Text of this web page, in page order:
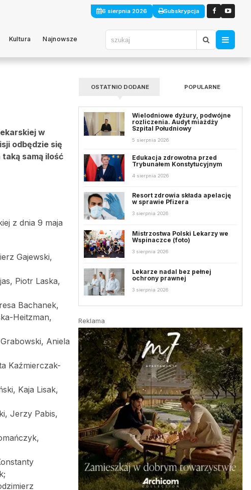
6 sierpnia 2026 Subskrypcja
Kultura Najnowsze
w
odbędzie się
samą ilość
z dnia 9 maja
Gajewski,
Piotr Laska,
Bachanek,
Heitzman,
Aniela
Kaźmierczak-
Kaja Lisak,
Jerzy Pabis,
OSTATNIO DODANE POPULARNE
Wielodniowe dyżury, podwójne
rozliczenia. Audyt miażdży
Szpital Południowy
5 sierpnia 2026
Edukacja zdrowotna przed
Trybunałem Konstytucyjnym
4 sierpnia 2026
Resort zdrowia składa apelację
w sprawie Pfizera
3 sierpnia 2026
Mistrzostwa Polski Lekarzy we
Wspinaczce (foto)
3 sierpnia 2026
Lekarze nadal bez pełnej
ochrony prawnej
3 sierpnia 2026
Reklama